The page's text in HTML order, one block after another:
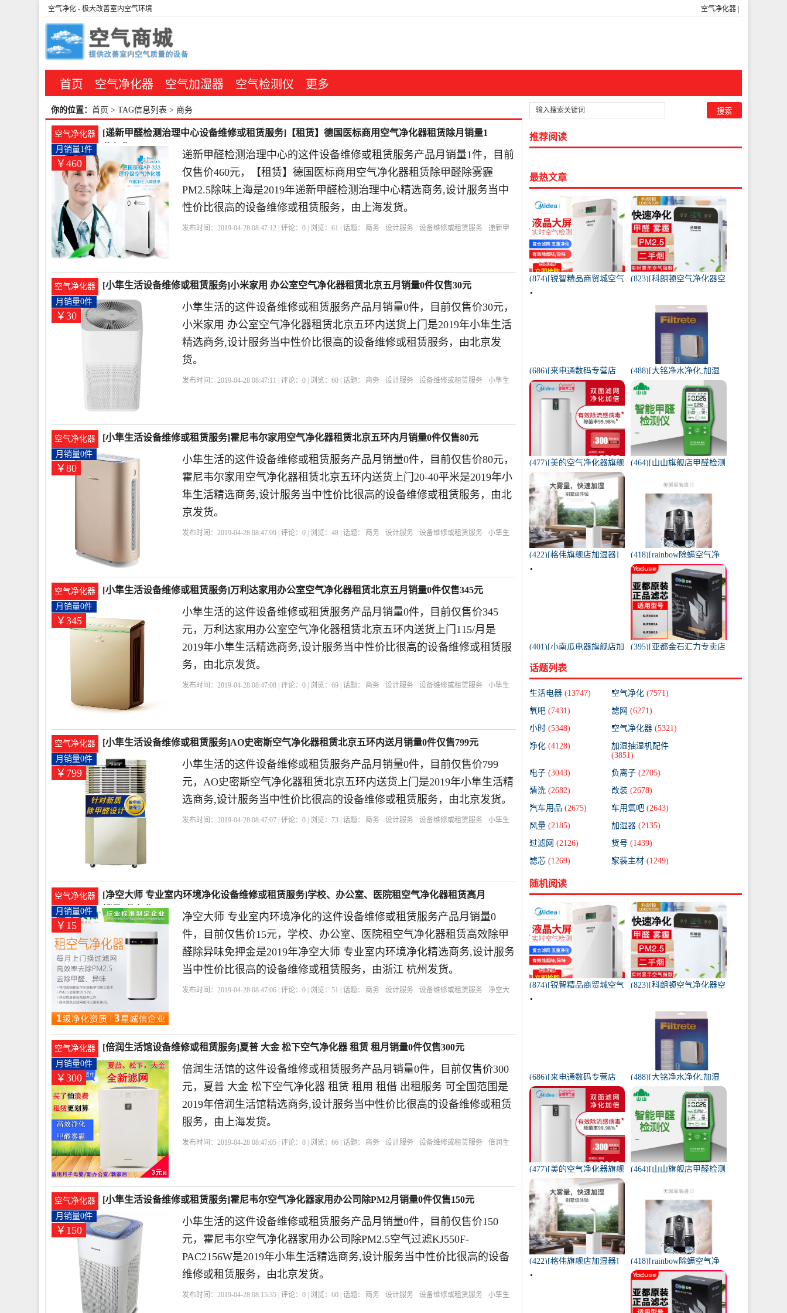
空气净化器
空气净化 - 极大改善室内空气环境
首页 空气净化器 空气加湿器 空气检测仪 更多
你的位置： 首页 > TAG信息列表 > 商务
空气净化器
[递新甲醛检测治理中心设备维修或租赁服务]【租赁】德国医标商用空气净化器租赁除月销量1
件仅售460元
￥460
月销量1件
递新甲醛检测治理中心的这件设备维修或租赁服务产品月销量1件，目前
仅售价460元，【租赁】德国医标商用空气净化器租赁除甲醛除雾霾
PM2.5除味上海是2019年递新甲醛检测治理中心精选商务,设计服务当中
性价比很高的设备维修或租赁服务，由上海发货。
发布时间：2019-04-28 08:47:12 | 评论：0 | 浏览：61 | 话题： 商务 设计服务 设备维修或租赁服务
递新甲
空气净化器 [小隼生活设备维修或租赁服务]小米家用 办公室空气净化器租赁北京五月销量0件仅售30元
￥30
月销量0件
小隼生活的这件设备维修或租赁服务产品月销量0件，目前仅售价30元，
小米家用 办公室空气净化器租赁北京五环内送货上门是2019年小隼生活
精选商务,设计服务当中性价比很高的设备维修或租赁服务，由北京发
货。
发布时间：2019-04-28 08:47:11 | 评论：0 | 浏览：60 | 话题： 商务 设计服务 设备维修或租赁服务
小隼生
空气净化器 [小隼生活设备维修或租赁服务]霍尼韦尔家用空气净化器租赁北京五环内月销量0件仅售80元
￥80
月销量0件
小隼生活的这件设备维修或租赁服务产品月销量0件，目前仅售价80元，
霍尼韦尔家用空气净化器租赁北京五环内送货上门20-40平米是2019年小
隼生活精选商务,设计服务当中性价比很高的设备维修或租赁服务，由北
京发货。
发布时间：2019-04-28 08:47:09 | 评论：0 | 浏览：48 | 话题： 商务 设计服务 设备维修或租赁服务
小隼生
空气净化器 [小隼生活设备维修或租赁服务]万利达家用办公室空气净化器租赁北京五月销量0件仅售345元
￥345
月销量0件
小隼生活的这件设备维修或租赁服务产品月销量0件，目前仅售价345
元，万利达家用办公室空气净化器租赁北京五环内送货上门115/月是
2019年小隼生活精选商务,设计服务当中性价比很高的设备维修或租赁服
务，由北京发货。
发布时间：2019-04-28 08:47:08 | 评论：0 | 浏览：69 | 话题： 商务 设计服务 设备维修或租赁服务
小隼生
空气净化器 [小隼生活设备维修或租赁服务]AO史密斯空气净化器租赁北京五环内送月销量0件仅售799元
￥799
月销量0件
小隼生活的这件设备维修或租赁服务产品月销量0件，目前仅售价799
元，AO史密斯空气净化器租赁北京五环内送货上门是2019年小隼生活精
选商务,设计服务当中性价比很高的设备维修或租赁服务，由北京发货。
发布时间：2019-04-28 08:47:07 | 评论：0 | 浏览： 73 | 话题： 商务 设计服务 设备维修或租赁服务
小隼生
空气净化器
[净空大师 专业室内环境净化设备维修或租赁服务]学校、办公室、医院租空气净化器租赁高月
销量0件仅售15元
￥15
月销量0件
净空大师 专业室内环境净化的这件设备维修或租赁服务产品月销量0
件，目前仅售价15元，学校、办公室、医院租空气净化器租赁高效除甲
醛除异味免押金是2019年净空大师 专业室内环境净化精选商务,设计服务
当中性价比很高的设备维修或租赁服务，由浙江 杭州发货。
发布时间：2019-04-28 08:47:06 | 评论：0 | 浏览：51 | 话题： 商务 设计服务 设备维修或租赁服务
净空大
空气净化器 [倍润生活馆设备维修或租赁服务]夏普 大金 松下空气净化器 租赁 租月销量0件仅售300元
￥300
月销量0件
倍润生活馆的这件设备维修或租赁服务产品月销量0件，目前仅售价300
元，夏普 大金 松下空气净化器 租赁 租用 租借 出租服务 可全国范围是
2019年倍润生活馆精选商务,设计服务当中性价比很高的设备维修或租赁
服务，由上海发货。
发布时间：2019-04-28 08:47:05 | 评论：0 | 浏览：66 | 话题： 商务 设计服务 设备维修或租赁服务
倍润生
空气净化器 [小隼生活设备维修或租赁服务]霍尼韦尔空气净化器家用办公司除PM2月销量0件仅售150元
￥150
月销量0件
小隼生活的这件设备维修或租赁服务产品月销量0件，目前仅售价150
元，霍尼韦尔空气净化器家用办公司除PM2.5空气过滤KJ550F-
PAC2156W是2019年小隼生活精选商务,设计服务当中性价比很高的设备
维修或租赁服务，由北京发货。
发布时间：2019-04-28 08:15:35 | 评论：0 | 浏览：60 | 话题： 商务 设计服务 设备维修或租赁服务
小隼生
推荐阅读
最热文章
(874)[锐智精品商贸城空气
净化器]小米品质车载空气
(823)[科朗顿空气净化器空
雾月销量9件仅售168元
(686)[来电通数码专营店
USB加湿器]加湿器家用静
音卧室小米小型空气无线
可月销量213件仅售29元
(488)[大铭净水净化,加湿
抽湿机配件]3M菲尔萃空
气净化器静电滤网FACF月
销量1件仅售199元
(477)[美的空气净化器旗舰
店空气净化,氧吧]美的空气
净化器家用除甲醛月销量
170件仅售3698元
(464)[山山旗舰店甲醛检测
苯空气质量专业家月销量
12件仅售298元
(422)[格伟旗舰店加湿器]
工业加湿器大容量空气家
(418)[rainbow除螨空气净
化,氧吧]美国原装进口水过
滤RAINBOW空气月销量0
件仅售31920元
(401)[小南瓜电器旗舰店加
音卧室月销量198件仅售
59.9元
(395)[亚都金石汇力专卖店
KJF28月销量0件仅售249元
话题列表
生活电器 (13747) 空气净化 (7571)
氧吧 (7431) 滤网 (6271)
小时 (5348) 空气净化器 (5321)
净化 (4128)
加湿抽湿机配件
(3851)
电子 (3043) 负离子 (2705)
清洗 (2682) 改装 (2678)
汽车用品 (2675) 车用氧吧 (2643)
风量 (2185) 加湿器 (2135)
过滤网 (2126) 货号 (1439)
滤芯 (1269) 家装主材 (1249)
随机阅读
(874)[锐智精品商贸城空气
净化器]小米品质车载空气
(823)[科朗顿空气净化器空
雾月销量9件仅售168元
(686)[来电通数码专营店
USB加湿器]加湿器家用静
音卧室小米小型空气无线
可月销量213件仅售29元
(488)[大铭净水净化,加湿
抽湿机配件]3M菲尔萃空
气净化器静电滤网FACF月
销量1件仅售199元
(477)[美的空气净化器旗舰
店空气净化,氧吧]美的空气
净化器家用除甲醛月销量
170件仅售3698元
(464)[山山旗舰店甲醛检测
苯空气质量专业家月销量
12件仅售298元
(422)[格伟旗舰店加湿器]
工业加湿器大容量空气家
(418)[rainbow除螨空气净
化,氧吧]美国原装进口水过
滤RAINBOW空气月销量0
件仅售31920元